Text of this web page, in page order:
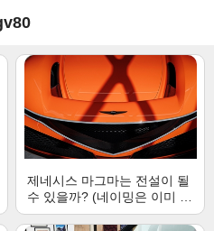
제네시스 마그마는 전설이 될
수 있을까? (네이밍은 이미 전
설일 듯...)